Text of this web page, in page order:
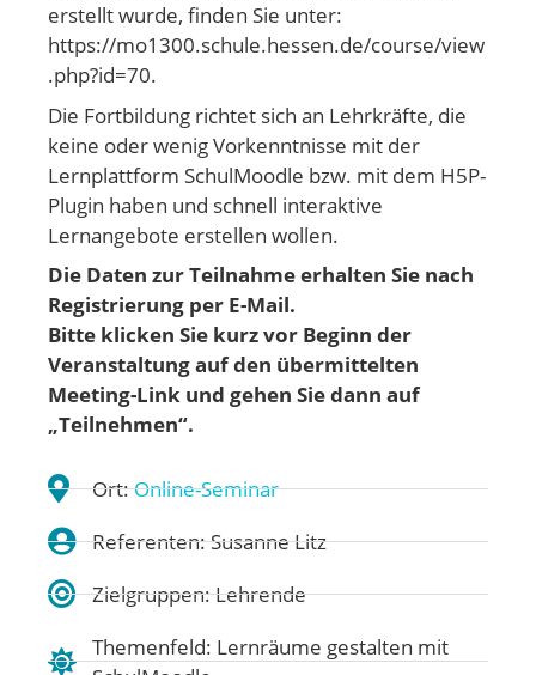
erstellt wurde, finden Sie unter:
https://mo1300.schule.hessen.de/course/view
.php?id=70.
Die Fortbildung richtet sich an Lehrkräfte, die
keine oder wenig Vorkenntnisse mit der
Lernplattform SchulMoodle bzw. mit dem H5P-
Plugin haben und schnell interaktive
Lernangebote erstellen wollen.
Die Daten zur Teilnahme erhalten Sie nach
Registrierung per E-Mail.
Bitte klicken Sie kurz vor Beginn der
Veranstaltung auf den übermittelten
Meeting-Link und gehen Sie dann auf
„Teilnehmen“.
Ort:Online-Seminar
Referenten: Susanne Litz
Zielgruppen: Lehrende
Themenfeld: Lernräume gestalten mit